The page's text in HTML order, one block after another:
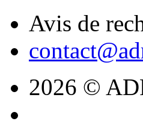
Avis de
2026 ©